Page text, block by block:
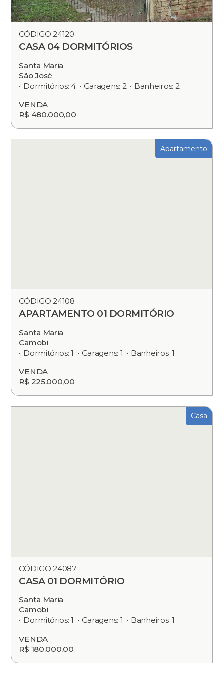
CÓDIGO 24120
CASA 04 DORMITÓRIOS
Santa Maria
São José
Dormitórios: 4
Garagens: 2
Banheiros: 2
VENDA
R$ 480.000,00
Apartamento
CÓDIGO 24108
APARTAMENTO 01 DORMITÓRIO
Santa Maria
Camobi
Dormitórios: 1
Garagens: 1
Banheiros: 1
VENDA
R$ 225.000,00
Casa
CÓDIGO 24087
CASA 01 DORMITÓRIO
Santa Maria
Camobi
Dormitórios: 1
Garagens: 1
Banheiros: 1
VENDA
R$ 180.000,00